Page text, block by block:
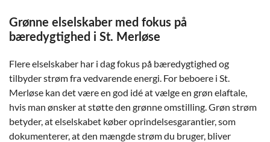
Grønne elselskaber med fokus på
bæredygtighed i St. Merløse
Flere elselskaber har i dag fokus på bæredygtighed og
tilbyder strøm fra vedvarende energi. For beboere i St.
Merløse kan det være en god idé at vælge en grøn elaftale,
hvis man ønsker at støtte den grønne omstilling. Grøn strøm
betyder, at elselskabet køber oprindelsesgarantier, som
dokumenterer, at den mængde strøm du bruger, bliver